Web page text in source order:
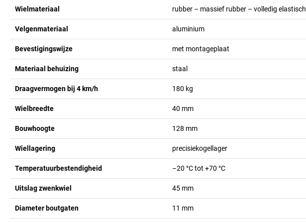
Wielmateriaal rubber – massief rubber – volledig elastisch
Velgenmateriaal aluminium
Bevestigingswijze met montageplaat
Materiaal behuizing staal
Draagvermogen bij 4 km/h 180 kg
Wielbreedte 40 mm
Bouwhoogte 128 mm
Wiellagering precisiekogellager
Temperatuurbestendigheid –20 °C tot +70 °C
Uitslag zwenkwiel 45 mm
Diameter boutgaten 11 mm